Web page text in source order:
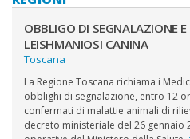
OBBLIGO DI SEGNALAZIONE
LEISHMANIOSI CANINA
Toscana
La Regione Toscana richiama i
obblighi di segnalazione, entro 12
confermati di malattie animali di
decreto ministeriale del 26 gennaio